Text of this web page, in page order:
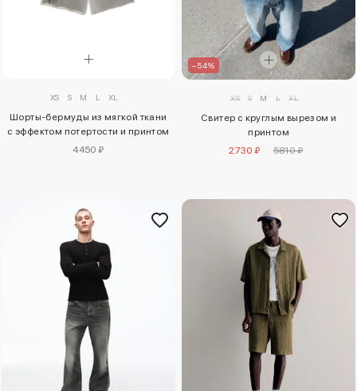
XS S M L XL
Шорты-бермуды из мягкой ткани
с эффектом потертости и принтом
4450 ₽
–54%
XS S M L XL
Свитер с круглым вырезом и
принтом
2730 ₽
5810 ₽